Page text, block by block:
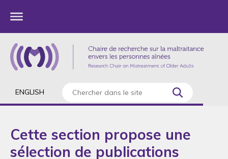
ENGLISH
Cette section propose une
sélection de publications